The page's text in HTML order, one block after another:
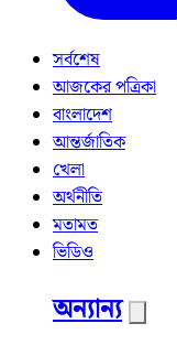
সর্বশেষ
আজকের পত্রিকা
বাংলাদেশ
আন্তর্জাতিক
খেলা
অর্থনীতি
মতামত
ভিডিও
অন্যান্য